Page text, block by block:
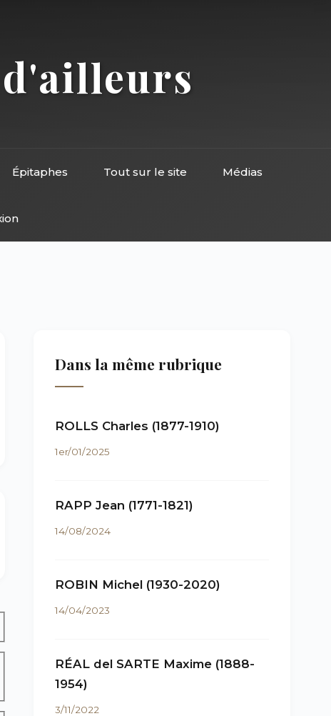
Épitaphes Tout sur le site Médias
Dans la même rubrique
ROLLS Charles (1877-1910)
1er/01/2025
RAPP Jean (1771-1821)
14/08/2024
ROBIN Michel (1930-2020)
14/04/2023
RÉAL del SARTE Maxime (1888-
1954)
3/11/2022